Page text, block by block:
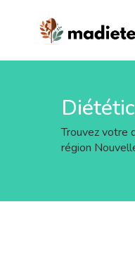
Trouvez votre
région